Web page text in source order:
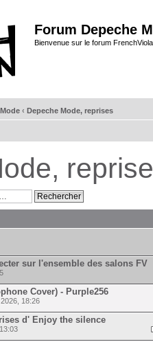
Forum Depeche
Bienvenue sur le forum
‹ Depeche Mode, reprises
sur l'ensemble des salons FV
Cover) - Purple256
18:26
d' Enjoy the silence